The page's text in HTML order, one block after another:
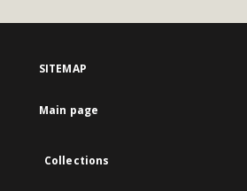
SITEMAP
Main page
Collections